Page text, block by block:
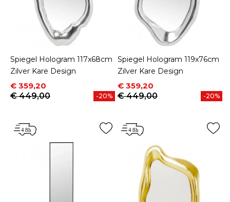
Spiegel Hologram 117x68cm
Zilver Kare Design
Prijs
€ 359,20
Normale prijs
€ 449,00
-20%
Spiegel Hologram 119x76cm
Zilver Kare Design
Prijs
€ 359,20
Normale prijs
€ 449,00
-20%